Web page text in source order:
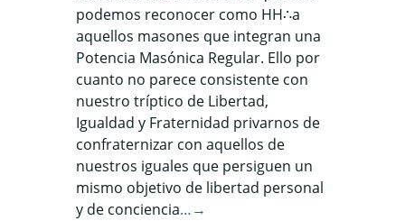
podemos reconocer como HH∴a
aquellos masones que integran una
Potencia Masónica Regular. Ello por
cuanto no parece consistente con
nuestro tríptico de Libertad,
Igualdad y Fraternidad privarnos de
confraternizar con aquellos de
nuestros iguales que persiguen un
mismo objetivo de libertad personal
y de conciencia…→